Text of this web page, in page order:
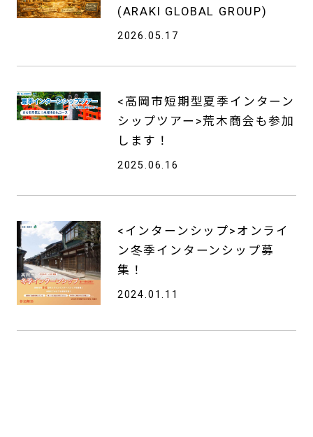
(ARAKI GLOBAL GROUP)
2026.05.17
<高岡市短期型夏季インターン
シップツアー>荒木商会も参加
します！
2025.06.16
<インターンシップ>オンライ
ン冬季インターンシップ募
集！
2024.01.11